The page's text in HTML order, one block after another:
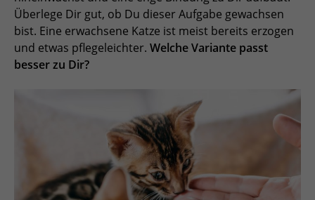
Überlege Dir gut, ob Du dieser Aufgabe gewachsen
bist. Eine erwachsene Katze ist meist bereits erzogen
und etwas pflegeleichter. Welche Variante passt
besser zu Dir?